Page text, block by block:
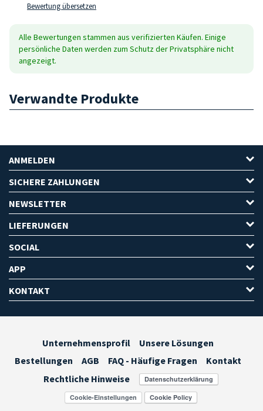
Bewertung übersetzen
Alle Bewertungen stammen aus verifizierten Käufen. Einige
persönliche Daten werden zum Schutz der Privatsphäre nicht
angezeigt.
Verwandte Produkte
ANMELDEN
SICHERE ZAHLUNGEN
NEWSLETTER
LIEFERUNGEN
SOCIAL
APP
KONTAKT
Unternehmensprofil
Unsere Lösungen
Bestellungen
AGB FAQ - Häufige Fragen
Kontakt
Rechtliche Hinweise
Cookie-Einstellungen